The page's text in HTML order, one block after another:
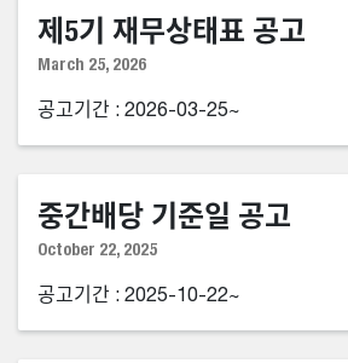
제5기 재무상태표 공고
March 25, 2026
공고기간 : 2026-03-25~
중간배당 기준일 공고
October 22, 2025
공고기간 : 2025-10-22~